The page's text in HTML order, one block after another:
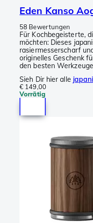
Eden Kanso
58 Bewertungen
Für Kochbegeisterte,
möchten: Dieses
rasiermesserscharf
originelles Geschenk
den besten
Sieh Dir hier alle
€ 149,00
Vorrätig